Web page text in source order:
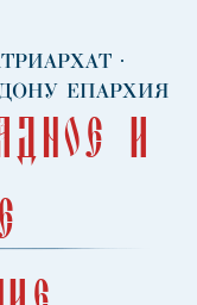
·
ЕПАРХИЯ
и